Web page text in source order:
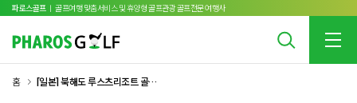
파로스골프 ㅣ 골프여행 맞춤서비스 및 휴양형 골프관광 골프전문 여행사
홈 [일본] 북해도 루스츠리조트 골프 2박 3일 (54홀)